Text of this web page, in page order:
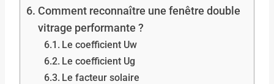
Comment reconnaître une fenêtre double
vitrage performante ?
Le coefficient Uw
Le coefficient Ug
Le facteur solaire